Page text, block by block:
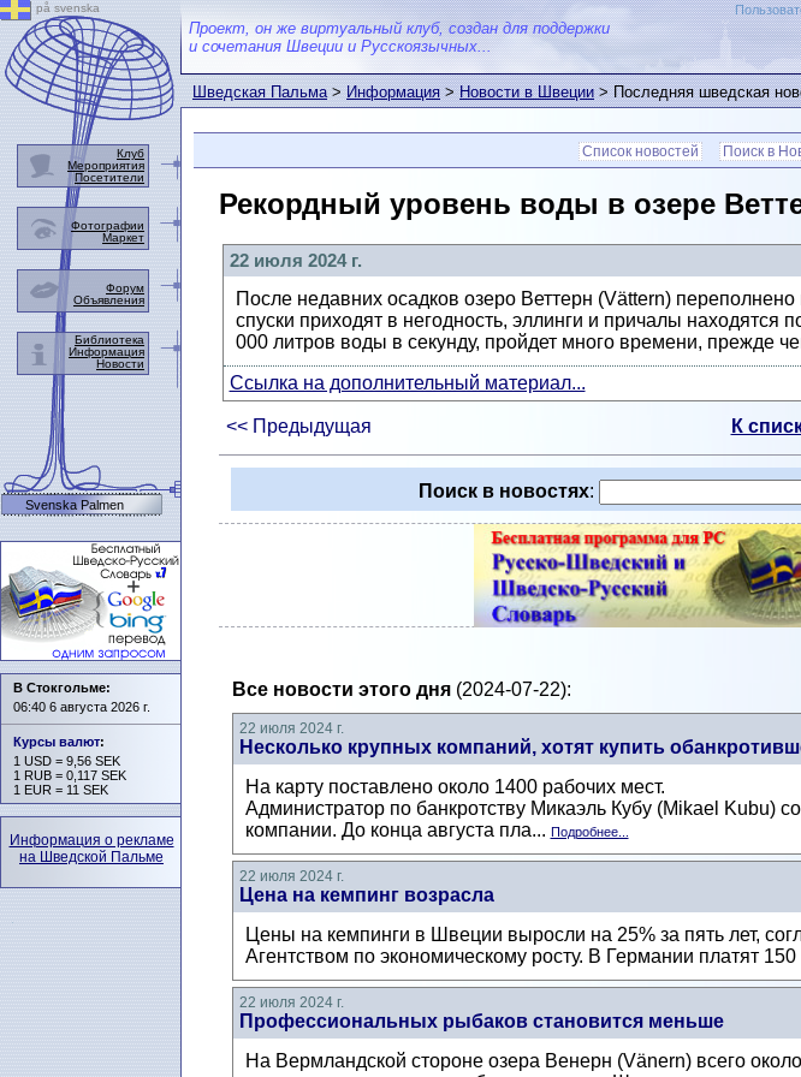
Проект, он же виртуальный клуб, создан для поддержки
и сочетания Швеции и Русскоязычных...
Шведская Пальма>Информация>Новости в Швеции> Последняя шведская
Список новостей Поиск в
Рекордный уровень воды в озере
22 июля 2024 г.
После недавних осадков озеро Веттерн (Vättern)
спуски приходят в негодность, эллинги и причалы находятся
000 литров воды в секунду, пройдет много времени, прежде
Ссылка на дополнительный материал...
<< Предыдущая К
Поиск в новостях:
Все новости этого дня(2024-07-22):
22 июля 2024 г.
Несколько крупных компаний, хотят купить
На карту поставлено около 1400 рабочих мест.
Администратор по банкротству Микаэль Кубу (Mikael Kubu)
компании. До конца августа пла... Подробнее...
22 июля 2024 г.
Цена на кемпинг возрасла
Цены на кемпинги в Швеции выросли на 25% за пять лет,
Агентством по экономическому росту. В Германии платят
22 июля 2024 г.
Профессиональных рыбаков становится меньше
На Вермландской стороне озера Венерн (Vänern) всего
på svenska
Клуб
Мероприятия
Посетители
Фотографии
Маркет
Форум
Объявления
Библиотека
Информация
Новости
Svenska Palmen
В Стокгольме:
06:40 6 августа 2026 г.
Курсы валют:
1 USD = 9,56 SEK
1 RUB = 0,117 SEK
1 EUR = 11 SEK
Информация о рекламе
на Шведской Пальме